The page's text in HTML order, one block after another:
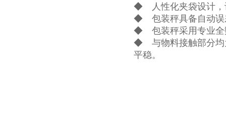
◆ 人性化夹袋设计，
◆ 包装秤具备自动误
◆ 包装秤采用专业全
◆ 与物料接触部分均
平稳。